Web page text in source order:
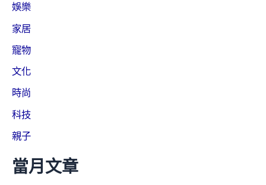
娛樂
家居
寵物
文化
時尚
科技
親子
當月文章